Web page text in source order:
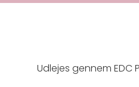
Udlejes gennem EDC